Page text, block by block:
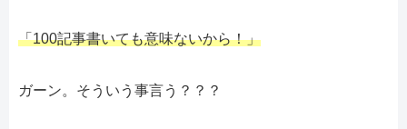
「100記事書いても意味ないから！」
ガーン。そういう事言う？？？